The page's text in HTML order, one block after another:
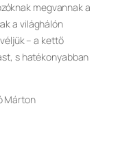
megvannak a
a világhálón
– a kettő
s hatékonyabban
Márton